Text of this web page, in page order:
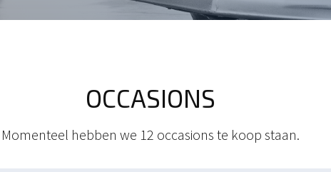
OCCASIONS
Momenteel hebben we 12 occasions te koop staan.